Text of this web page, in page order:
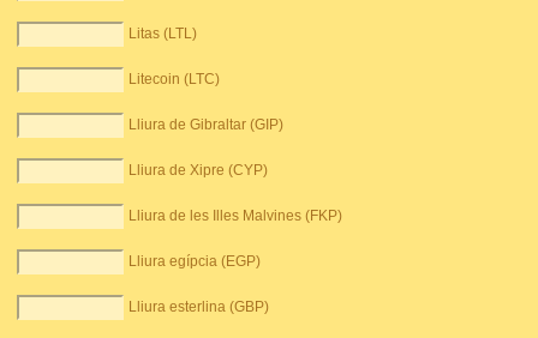
Litas (LTL)
Litecoin (LTC)
Lliura de Gibraltar (GIP)
Lliura de Xipre (CYP)
Lliura de les Illes Malvines (FKP)
Lliura egípcia (EGP)
Lliura esterlina (GBP)